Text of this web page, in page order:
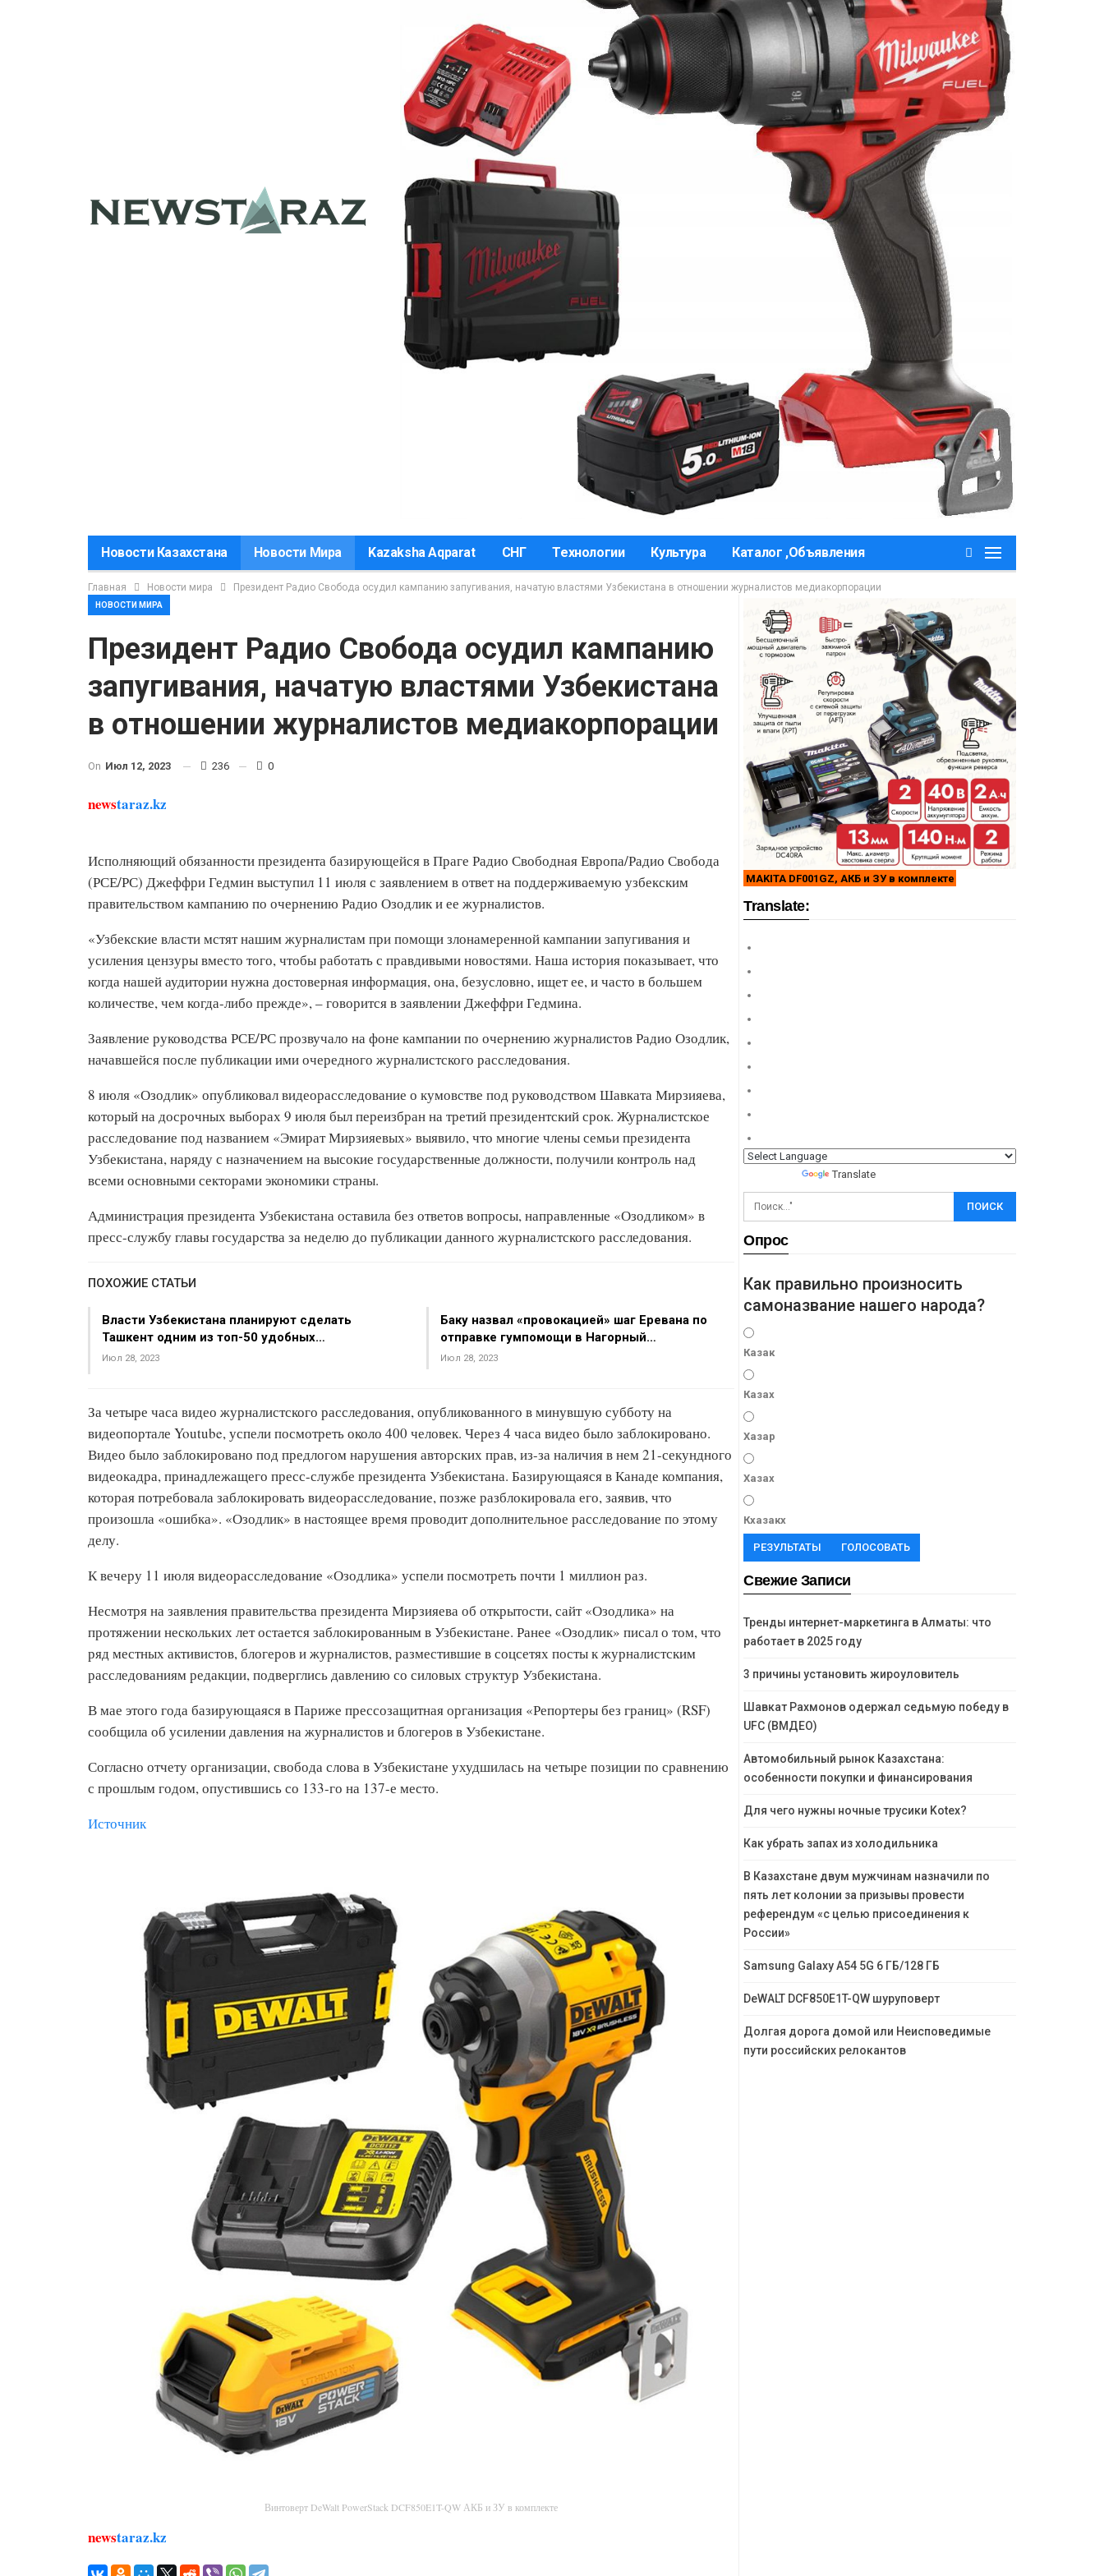
Новости Казахстана Новости Мира Kazaksha Aqparat СНГ Технологии Культура Каталог ,Объявления
Главная Новости мира Президент Радио Свобода осудил кампанию запугивания, начатую властями Узбекистана в отношении журналистов медиакорпорации
НОВОСТИ МИРА
Президент Радио Свобода осудил кампанию
запугивания, начатую властями Узбекистана
в отношении журналистов медиакорпорации
On Июл 12, 2023 236 0
newstaraz.kz
Исполняющий обязанности президента базирующейся в Праге Радио Свободная Европа/Радио Свобода
(РСЕ/РС) Джеффри Гедмин выступил 11 июля с заявлением в ответ на поддерживаемую узбекским
правительством кампанию по очернению Радио Озодлик и ее журналистов.
«Узбекские власти мстят нашим журналистам при помощи злонамеренной кампании запугивания и
усиления цензуры вместо того, чтобы работать с правдивыми новостями. Наша история показывает, что
когда нашей аудитории нужна достоверная информация, она, безусловно, ищет ее, и часто в большем
количестве, чем когда-либо прежде», – говорится в заявлении Джеффри Гедмина.
Заявление руководства РСЕ/РС прозвучало на фоне кампании по очернению журналистов Радио Озодлик,
начавшейся после публикации ими очередного журналистского расследования.
8 июля «Озодлик» опубликовал видеорасследование о кумовстве под руководством Шавката Мирзияева,
который на досрочных выборах 9 июля был переизбран на третий президентский срок. Журналистское
расследование под названием «Эмират Мирзияевых» выявило, что многие члены семьи президента
Узбекистана, наряду с назначением на высокие государственные должности, получили контроль над
всеми основными секторами экономики страны.
Администрация президента Узбекистана оставила без ответов вопросы, направленные «Озодликом» в
пресс-службу главы государства за неделю до публикации данного журналистского расследования.
ПОХОЖИЕ СТАТЬИ
Власти Узбекистана планируют сделать
Ташкент одним из топ-50 удобных…
Июл 28, 2023
Баку назвал «провокацией» шаг Еревана по
отправке гумпомощи в Нагорный…
Июл 28, 2023
За четыре часа видео журналистского расследования, опубликованного в минувшую субботу на
видеопортале Youtube, успели посмотреть около 400 человек. Через 4 часа видео было заблокировано.
Видео было заблокировано под предлогом нарушения авторских прав, из-за наличия в нем 21-секундного
видеокадра, принадлежащего пресс-службе президента Узбекистана. Базирующаяся в Канаде компания,
которая потребовала заблокировать видеорасследование, позже разблокировала его, заявив, что
произошла «ошибка». «Озодлик» в настоящее время проводит дополнительное расследование по этому
делу.
К вечеру 11 июля видеорасследование «Озодлика» успели посмотреть почти 1 миллион раз.
Несмотря на заявления правительства президента Мирзияева об открытости, сайт «Озодлика» на
протяжении нескольких лет остается заблокированным в Узбекистане. Ранее «Озодлик» писал о том, что
ряд местных активистов, блогеров и журналистов, разместившие в соцсетях посты к журналистским
расследованиям редакции, подверглись давлению со силовых структур Узбекистана.
В мае этого года базирующаяся в Париже прессозащитная организация «Репортеры без границ» (RSF)
сообщила об усилении давления на журналистов и блогеров в Узбекистане.
Согласно отчету организации, свобода слова в Узбекистане ухудшилась на четыре позиции по сравнению
с прошлым годом, опустившись со 133-го на 137-е место.
Источник
Винтоверт DeWalt PowerStack DCF850E1T-QW АКБ и ЗУ в комплекте
newstaraz.kz
MAKITA DF001GZ, АКБ и ЗУ в комплекте
Translate:
Translate
Опрос
Как правильно произносить
самоназвание нашего народа?
Казак
Казах
Хазар
Хазах
Кхазакх
РЕЗУЛЬТАТЫ ГОЛОСОВАТЬ
Свежие Записи
Тренды интернет-маркетинга в Алматы: что
работает в 2025 году
3 причины установить жироуловитель
Шавкат Рахмонов одержал седьмую победу в
UFC (ВМДЕО)
Автомобильный рынок Казахстана:
особенности покупки и финансирования
Для чего нужны ночные трусики Kotex?
Как убрать запах из холодильника
В Казахстане двум мужчинам назначили по
пять лет колонии за призывы провести
референдум «с целью присоединения к
России»
Samsung Galaxy A54 5G 6 ГБ/128 ГБ
DeWALT DCF850E1T-QW шуруповерт
Долгая дорога домой или Неисповедимые
пути российских релокантов